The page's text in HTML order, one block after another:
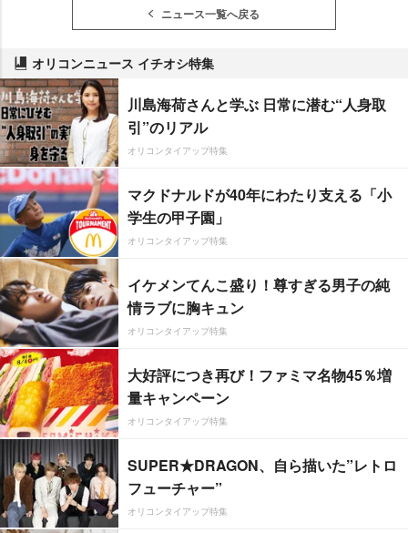
ニュース一覧へ戻る
オリコンニュース イチオシ特集
川島海荷さんと学ぶ 日常に潜む“人身取
引”のリアル
オリコンタイアップ特集
マクドナルドが40年にわたり支える「小
学生の甲子園」
オリコンタイアップ特集
イケメンてんこ盛り！尊すぎる男子の純
情ラブに胸キュン
オリコンタイアップ特集
大好評につき再び！ファミマ名物45％増
量キャンペーン
オリコンタイアップ特集
SUPER★DRAGON、自ら描いた”レトロ
フューチャー”
オリコンタイアップ特集